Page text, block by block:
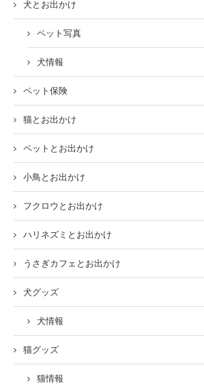
犬とお出かけ
ペット写真
犬情報
ペット保険
猫とお出かけ
ペットとお出かけ
小鳥とお出かけ
フクロウとお出かけ
ハリネズミとお出かけ
うさぎカフェとお出かけ
犬グッズ
犬情報
猫グッズ
猫情報